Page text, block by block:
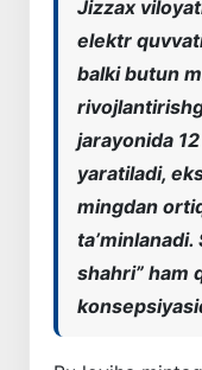
Jizzax
elektr
balki butun
jarayonida
yaratiladi,
mingdan
shahri” ham